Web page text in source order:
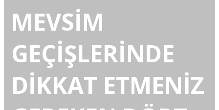
MEVSİM
GEÇİŞLERİNDE
DİKKAT ETMENİZ